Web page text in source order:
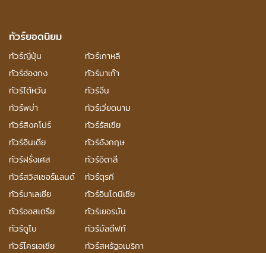
ทัวร์ยอดนิยม
ทัวร์ญี่ปุ่น
ทัวร์เกาหลี
ทัวร์ฮ่องกง
ทัวร์มาเก๊า
ทัวร์ไต้หวัน
ทัวร์จีน
ทัวร์พม่า
ทัวร์เวียดนาม
ทัวร์สิงคโปร์
ทัวร์รัสเซีย
ทัวร์อินเดีย
ทัวร์อังกฤษ
ทัวร์ฝรั่งเศส
ทัวร์อิตาลี
ทัวร์สวิสเซอร์แลนด์
ทัวร์ตุรกี
ทัวร์มาเลเซีย
ทัวร์อินโดนีเซีย
ทัวร์ออสเตรีย
ทัวร์เยอรมัน
ทัวร์ดูไบ
ทัวร์มัลดีฟท์
ทัวร์โครเอเชีย
ทัวร์สหรัฐอเมริกา